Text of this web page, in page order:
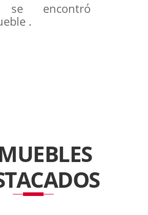
encontró
.